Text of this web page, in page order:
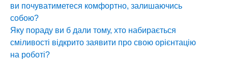
ви почуватиметеся комфортно, залишаючись
собою?
Яку пораду ви б дали тому, хто набирається
сміливості відкрито заявити про свою орієнтацію
на роботі?